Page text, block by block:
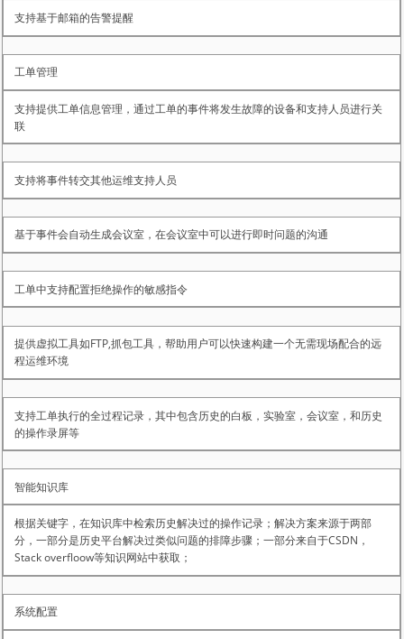
支持基于邮箱的告警提醒
工单管理
支持提供工单信息管理，通过工单的事件将发生故障的设备和支持人员进行关
联
支持将事件转交其他运维支持人员
基于事件会自动生成会议室，在会议室中可以进行即时问题的沟通
工单中支持配置拒绝操作的敏感指令
提供虚拟工具如FTP,抓包工具，帮助用户可以快速构建一个无需现场配合的远
程运维环境
支持工单执行的全过程记录，其中包含历史的白板，实验室，会议室，和历史
的操作录屏等
智能知识库
根据关键字，在知识库中检索历史解决过的操作记录；解决方案来源于两部
分，一部分是历史平台解决过类似问题的排障步骤；一部分来自于CSDN，
Stack overfloow等知识网站中获取；
系统配置